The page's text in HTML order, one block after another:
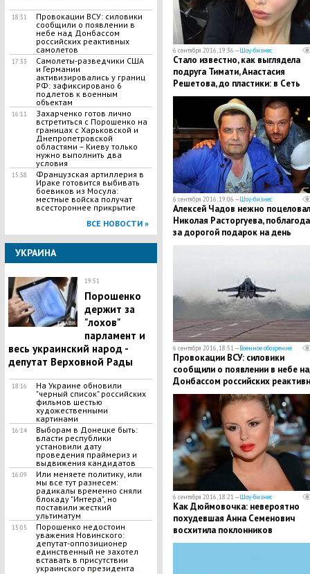
18:51
Провокации ВСУ: силовики
сообщили о появлении в
небе над Донбассом
российских реактивных
самолетов
17:33
Самолеты-разведчики США
и Германии
активизировались у границ
РФ: зафиксировано 6
подлетов к военным
объектам
16:11
Захарченко готов лично
встретиться с Порошенко на
границах с Харьковской и
Днепропетровской
областями – Киеву только
нужно выполнить два
условия
15:38
Французская артиллерия в
Ираке готовится выбивать
боевиков из Мосула:
местные войска получат
всестороннее прикрытие
ВСЕ НОВОСТИ »
УКРАИНА
19:51
Порошенко
держит за
"лохов"
парламент и
весь украинский народ -
депутат Верховной Рады
18:16
На Украине обновили
"черный список" российских
фильмов шестью
художественными
картинами
16:14
Выборам в Донецке быть:
власти республики
установили дату
проведения праймериз и
выдвижения кандидатов
16:09
Или меняете политику, или
мы все тут разнесем:
радикалы временно сняли
блокаду "Интера", но
поставили жесткий
ультиматум
15:05
Порошенко недостоин
уважения Новинского:
депутат-оппозиционер
единственный не захотел
вставать в присутствии
украинского президента
6 сентября 2016, 19:36 —Шоу-бизнес
Стало известно, как выглядела
подруга Тимати, Анастасия
Решетова, до пластики: в Сеть
попали снимки 5-летней
6 сентября 2016, 19:06 —Шоу-бизнес
Алексей Чадов нежно поцеловал
Николая Расторгуева,
за дорогой подарок на день
6 сентября 2016, 18:51 —Военное обозрение
Провокации ВСУ: силовики
сообщили о появлении в небе
Донбассом российских
самолетов
6 сентября 2016, 18:21 —Шоу-бизнес
Как Дюймовочка: невероятно
похудевшая Анна Семенович
восхитила поклонников